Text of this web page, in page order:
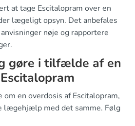
at tage Escitalopram over en
lægeligt opsyn. Det anbefales
nøje og rapportere
gøre i tilfælde af en
om en overdosis af Escitalopram,
lægehjælp med det samme. Følg